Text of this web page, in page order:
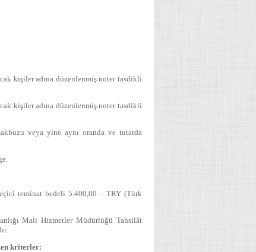
kişiler adına düzenlenmiş noter tasdikli
kişiler adına düzenlenmiş noter tasdikli
veya yine aynı oranda ve tutarda
teminat bedeli 5.400,00 .- TRY (Türk
Mali Hizmetler Müdürlüğü Tahsilât
kriterler: